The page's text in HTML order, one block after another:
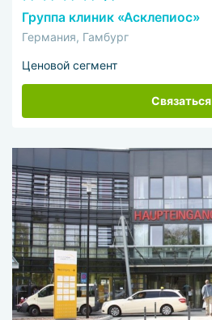
Группа клиник «Асклепиос»
Германия, Гамбург
Ценовой сегмент
Связаться